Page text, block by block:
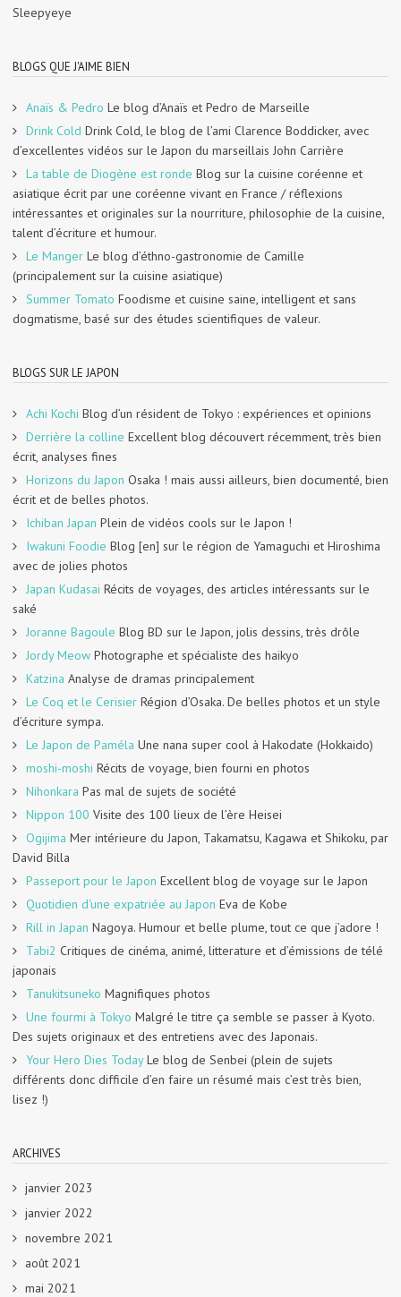
Sleepyeye
BLOGS QUE J'AIME BIEN
Anaïs & Pedro Le blog d’Anaïs et Pedro de Marseille
Drink Cold Drink Cold, le blog de l’ami Clarence Boddicker, avec
d’excellentes vidéos sur le Japon du marseillais John Carrière
La table de Diogène est ronde Blog sur la cuisine coréenne et
asiatique écrit par une coréenne vivant en France / réflexions
intéressantes et originales sur la nourriture, philosophie de la cuisine,
talent d’écriture et humour.
Le Manger Le blog d’éthno-gastronomie de Camille
(principalement sur la cuisine asiatique)
Summer Tomato Foodisme et cuisine saine, intelligent et sans
dogmatisme, basé sur des études scientifiques de valeur.
BLOGS SUR LE JAPON
Achi Kochi Blog d’un résident de Tokyo : expériences et opinions
Derrière la colline Excellent blog découvert récemment, très bien
écrit, analyses fines
Horizons du Japon Osaka ! mais aussi ailleurs, bien documenté, bien
écrit et de belles photos.
Ichiban Japan Plein de vidéos cools sur le Japon !
Iwakuni Foodie Blog [en] sur le région de Yamaguchi et Hiroshima
avec de jolies photos
Japan Kudasai Récits de voyages, des articles intéressants sur le
saké
Joranne Bagoule Blog BD sur le Japon, jolis dessins, très drôle
Jordy Meow Photographe et spécialiste des haikyo
Katzina Analyse de dramas principalement
Le Coq et le Cerisier Région d’Osaka. De belles photos et un style
d’écriture sympa.
Le Japon de Paméla Une nana super cool à Hakodate (Hokkaido)
moshi-moshi Récits de voyage, bien fourni en photos
Nihonkara Pas mal de sujets de société
Nippon 100 Visite des 100 lieux de l’ère Heisei
Ogijima Mer intérieure du Japon, Takamatsu, Kagawa et Shikoku, par
David Billa
Passeport pour le Japon Excellent blog de voyage sur le Japon
Quotidien d'une expatriée au Japon Eva de Kobe
Rill in Japan Nagoya. Humour et belle plume, tout ce que j’adore !
Tabi2 Critiques de cinéma, animé, litterature et d’émissions de télé
japonais
Tanukitsuneko Magnifiques photos
Une fourmi à Tokyo Malgré le titre ça semble se passer à Kyoto.
Des sujets originaux et des entretiens avec des Japonais.
Your Hero Dies TodayLe blog de Senbei (plein de sujets
différents donc difficile d’en faire un résumé mais c’est très bien,
lisez !)
ARCHIVES
janvier 2023
janvier 2022
novembre 2021
août 2021
mai 2021